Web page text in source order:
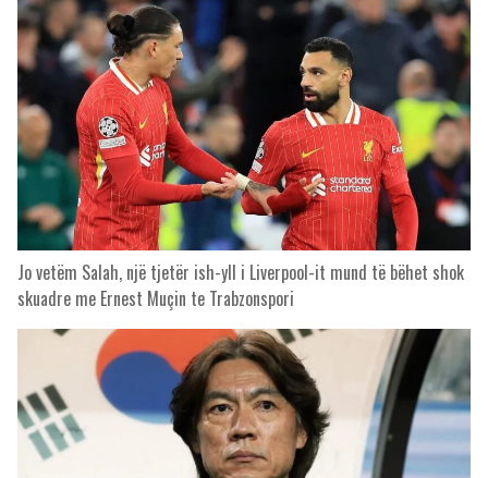
Jo vetëm Salah, një tjetër ish-yll i Liverpool-it mund të bëhet shok
skuadre me Ernest Muçin te Trabzonspori